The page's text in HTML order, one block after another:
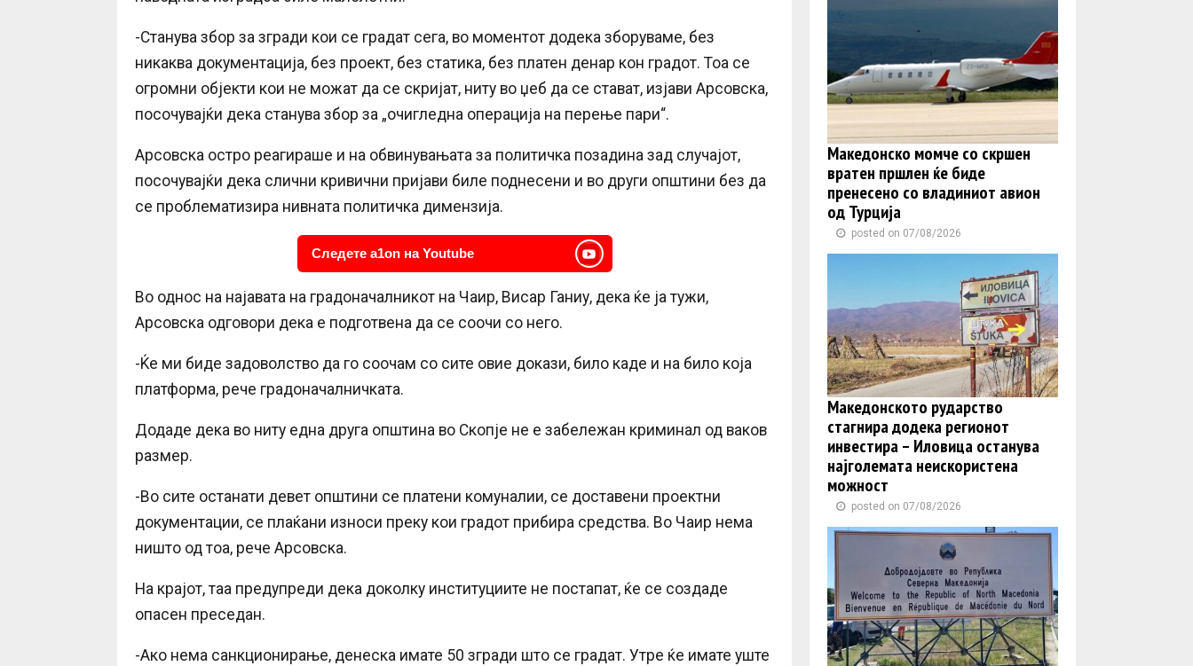
-Станува збор за згради кои се градат сега, во моментот додека зборуваме, без
никаква документација, без проект, без статика, без платен денар кон градот. Тоа се
огромни објекти кои не можат да се скријат, ниту во џеб да се стават, изјави Арсовска,
посочувајќи дека станува збор за „очигледна операција на перење пари“.
Арсовска остро реагираше и на обвинувањата за политичка позадина зад случајот,
посочувајќи дека слични кривични пријави биле поднесени и во други општини без да
се проблематизира нивната политичка димензија.
Следете a1on на Youtube
Во однос на најавата на градоначалникот на Чаир, Висар Ганиу, дека ќе ја тужи,
Арсовска одговори дека е подготвена да се соочи со него.
-Ќе ми биде задоволство да го соочам со сите овие докази, било каде и на било која
платформа, рече градоначалничката.
Додаде дека во ниту една друга општина во Скопје не е забележан криминал од ваков
размер.
-Во сите останати девет општини се платени комуналии, се доставени проектни
документации, се плаќани износи преку кои градот прибира средства. Во Чаир нема
ништо од тоа, рече Арсовска.
На крајот, таа предупреди дека доколку институциите не постапат, ќе се создаде
опасен преседан.
-Ако нема санкционирање, денеска имате 50 згради што се градат. Утре ќе имате уште
Македонско момче со скршен
вратен пршлен ќе биде
пренесено со владиниот авион
од Турција
posted on 07/08/2026
Македонското рударство
стагнира додека регионот
инвестира – Иловица останува
најголемата неискористена
можност
posted on 07/08/2026